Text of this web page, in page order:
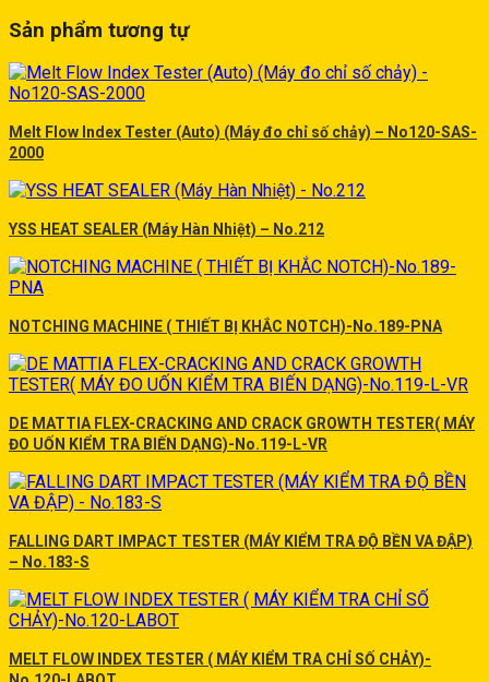
Sản phẩm tương tự
Melt Flow Index Tester (Auto) (Máy đo chỉ số chảy) – No120-SAS-
2000
YSS HEAT SEALER (Máy Hàn Nhiệt) – No.212
NOTCHING MACHINE ( THIẾT BỊ KHẮC NOTCH)-No.189-PNA
DE MATTIA FLEX-CRACKING AND CRACK GROWTH TESTER( MÁY
ĐO UỐN KIỂM TRA BIẾN DẠNG)-No.119-L-VR
FALLING DART IMPACT TESTER (MÁY KIỂM TRA ĐỘ BỀN VA ĐẬP)
– No.183-S
MELT FLOW INDEX TESTER ( MÁY KIỂM TRA CHỈ SỐ CHẢY)-